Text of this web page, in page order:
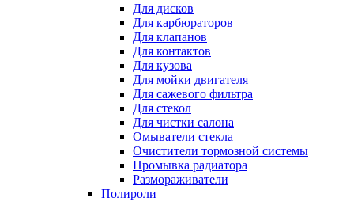
Для дисков
Для карбюраторов
Для клапанов
Для контактов
Для кузова
Для мойки двигателя
Для сажевого фильтра
Для стекол
Для чистки салона
Омыватели стекла
Очистители тормозной системы
Промывка радиатора
Размораживатели
Полироли